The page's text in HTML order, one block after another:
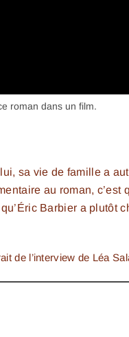
roman dans un film.
sa vie de famille a
au roman, c’est
Barbier a plutôt
de l’interview de Léa